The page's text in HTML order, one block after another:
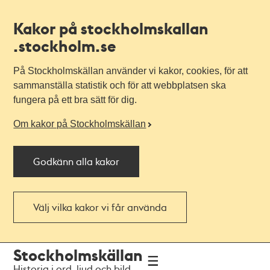
Kakor på stockholmskallan
.stockholm.se
På Stockholmskällan använder vi kakor, cookies, för att
sammanställa statistik och för att webbplatsen ska
fungera på ett bra sätt för dig.
Om kakor på Stockholmskällan
Godkänn alla kakor
Välj vilka kakor vi får använda
navigationen
huvudinnehållet
Stockholmskällan